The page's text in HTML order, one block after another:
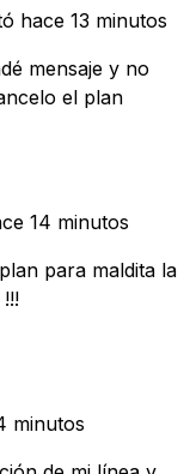
hace 13 minutos
mensaje y no
el plan
14 minutos
para maldita la
minutos